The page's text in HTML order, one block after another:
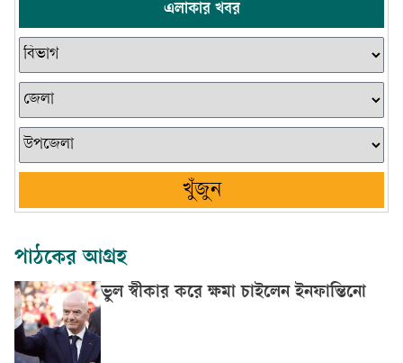
এলাকার খবর
খুঁজুন
পাঠকের আগ্রহ
ভুল স্বীকার করে ক্ষমা চাইলেন ইনফান্তিনো